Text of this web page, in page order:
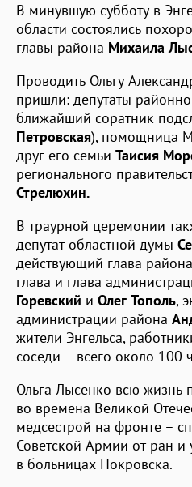
В минувшую субботу в
области состоялись
главы района Михаила
Проводить Ольгу
пришли: депутаты
ближайший соратник
Петровская), помощница
друг его семьи Таисия
регионального
Стрелюхин.
В траурной церемонии
депутат областной думы
действующий глава района
глава и глава
Горевский и Олег Тополь,
администрации района
жители Энгельса,
соседи – всего около 100
Ольга Лысенко всю жизнь
во времена Великой
медсестрой на фронте –
Советской Армии от ран и
в больницах Покровска.